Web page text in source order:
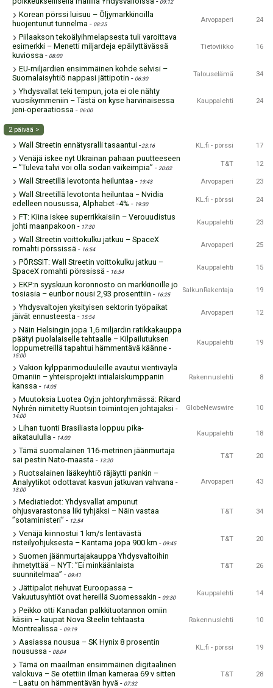
09:12
Korean pörssi luisuu – Öljymarkkinoilla
huojentunut tunnelma - 08:25
Arvopaperi 24
Piilaakson tekoälyihmelapsesta tuli varoittava
esimerkki – Menetti miljardeja epäilyttävässä
kuviossa - 08:00
Tietoviikko 16
EU-miljardien ensimmäinen kohde selvisi –
Suomalaisyhtiö nappasi jättipotin - 06:30
Talouselämä 34
Yhdysvallat teki tempun, jota ei ole nähty
vuosikymmeniin – Tästä on kyse harvinaisessa
jeni-operaatiossa - 06:00
Kauppalehti 24
2 päivää >
Wall Streetin ennätysralli tasaantui -23:16 KL.fi - pörssi 17
Venäjä iskee nyt Ukrainan pahaan puutteeseen
– ”Tuleva talvi voi olla sodan vaikeimpia” - 20:02
T&T 12
Wall Streetillä levotonta heiluntaa - 19:43 Arvopaperi 23
Wall Streetillä levotonta heiluntaa − Nvidia
edelleen nousussa, Alphabet -4% - 19:30
KL.fi - pörssi 24
FT: Kiina iskee superrikkaisiin – Verouudistus
johti maanpakoon - 17:30
Kauppalehti 23
Wall Streetin voittokulku jatkuu – SpaceX
romahti pörssissä - 16:54
Arvopaperi 25
PÖRSSIT: Wall Streetin voittokulku jatkuu –
SpaceX romahti pörssissä - 16:54
Kauppalehti 15
EKP:n syyskuun koronnosto on markkinoille jo
tosiasia – euribor nousi 2,93 prosenttiin - 16:25
SalkunRakentaja 19
Yhdysvaltojen yksityisen sektorin työpaikat
jäivät ennusteesta - 15:54
Arvopaperi 12
Näin Helsingin jopa 1,6 miljardin ratikkakauppa
päätyi puolalaiselle tehtaalle – Kilpailutuksen
loppumetreillä tapahtui hämmentävä käänne -
15:00
Kauppalehti 19
Vakion kylppärimoduuleille avautui vientiväylä
Omaniin – yhteisprojekti intialaiskumppanin
kanssa - 14:05
Rakennuslehti 8
Muutoksia Luotea Oyj:n johtoryhmässä: Rikard
Nyhrén nimitetty Ruotsin toimintojen johtajaksi -
14:00
GlobeNewswire 10
Lihan tuonti Brasiliasta loppuu pika-
aikataululla - 14:00
Kauppalehti 18
Tämä suomalainen 116-metrinen jäänmurtaja
sai pestin Nato-maasta - 13:20
T&T 20
Ruotsalainen lääkeyhtiö räjäytti pankin –
Analyytikot odottavat kasvun jatkuvan vahvana -
13:00
Arvopaperi 43
Mediatiedot: Yhdysvallat ampunut
ohjusvarastonsa liki tyhjäksi – Näin vastaa
”sotaministeri” - 12:54
T&T 34
Venäjä kiinnostui 1 km/s lentävästä
risteilyohjuksesta – Kantama jopa 900 km - 09:45
T&T 20
Suomen jäänmurtajakauppa Yhdysvaltoihin
ihmetyttää – NYT: ”Ei minkäänlaista
suunnitelmaa” - 09:41
T&T 26
Jättipalot riehuvat Euroopassa –
Vakuutusyhtiöt ovat hereillä Suomessakin - 09:30
Kauppalehti 14
Peikko otti Kanadan palkkituotannon omiin
käsiin – kaupat Nova Steelin tehtaasta
Montrealissa - 09:19
Rakennuslehti 10
Aasiassa nousua – SK Hynix 8 prosentin
nousussa - 08:04
KL.fi - pörssi 19
Tämä on maailman ensimmäinen digitaalinen
valokuva – Se otettiin ilman kameraa 69 v sitten
– Laatu on hämmentävän hyvä - 07:32
T&T 28